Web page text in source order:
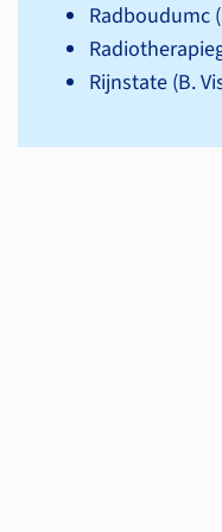
Radboudumc
Rijnstate (B.